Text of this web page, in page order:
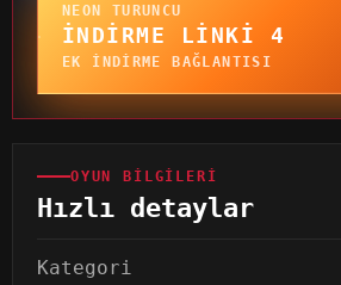
NEON TURUNCU
İNDIRME LINKI 4
EK INDIRME BAĞLANTISI
OYUN BILGILERI
Hızlı detaylar
Kategori